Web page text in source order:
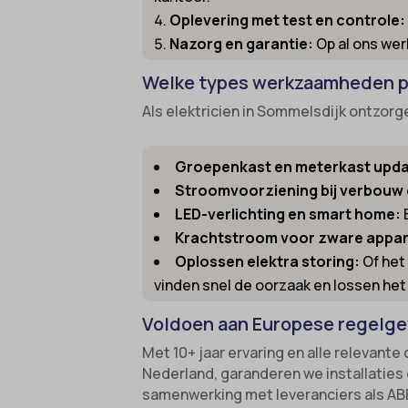
Oplevering met test en controle:
Nazorg en garantie: Op al ons
Welke types werkzaamheden
Als elektricien in Sommelsdijk
Groepenkast en meterkast
Stroomvoorziening bij
LED-verlichting en smart home:
Krachtstroom voor zware
Oplossen elektra storing: Of
vinden snel de oorzaak en lossen
Voldoen aan Europese
Met 10+ jaar ervaring en alle relevante
Nederland, garanderen we
samenwerking met leveranciers als
wp-
cb-
cookie-*
et-
et-
et-